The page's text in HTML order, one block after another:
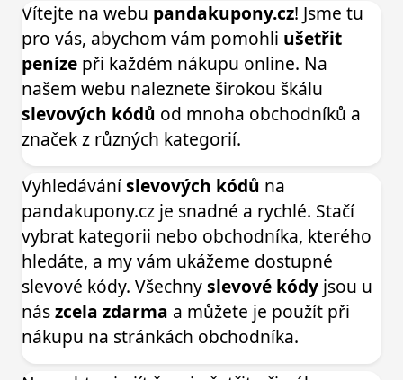
Vítejte na webu pandakupony.cz! Jsme tu
pro vás, abychom vám pomohli ušetřit
peníze při každém nákupu online. Na
našem webu naleznete širokou škálu
slevových kódů od mnoha obchodníků a
značek z různých kategorií.
Vyhledáváníslevových kódů na
pandakupony.cz je snadné a rychlé. Stačí
vybrat kategorii nebo obchodníka, kterého
hledáte, a my vám ukážeme dostupné
slevové kódy. Všechnyslevové kódy jsou u
nászcela zdarma a můžete je použít při
nákupu na stránkách obchodníka.